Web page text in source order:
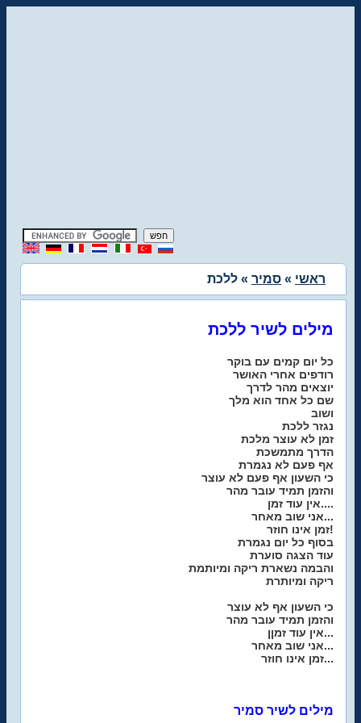
ראשי » סמיר » ללכת
מילים לשיר ללכת
כל יום קמים עם בוקר
רודפים אחרי האושר
יוצאים מהר לדרך
שם כל אחד הוא מלך
ושוב
נגזר ללכת
זמן לא עוצר מלכת
הדרך מתמשכת
אף פעם לא נגמרת
כי השעון אף פעם לא עוצר
והזמן תמיד עובר מהר
אין עוד זמן....
אני שוב מאחר...
זמן אינו חוזר!
בסוף כל יום נגמרת
עוד הצגה סוערת
והבמה נשארת ריקה ומיותמת
ריקה ומיותרת
כי השעון אף לא עוצר
והזמן תמיד עובר מהר
אין עוד זמןן...
אני שוב מאחר...
זמן אינו חוזר...
מילים לשיר סמיר